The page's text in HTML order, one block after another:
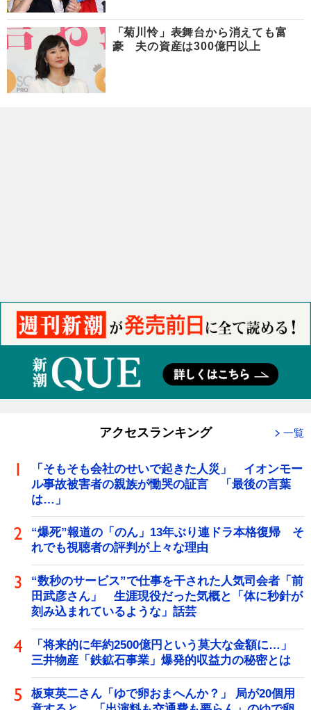
「菊川怜」表舞台から消えても富
豪 夫の資産は300億円以上
アクセスランキング 一覧
「そもそも会社のせいで起きた人災」 イオンモー
ル事故被害者の親族が慟哭の証言 「最後の言葉
は…」
“爆死”報道の「のん」13年ぶり連ドラ本格復帰 そ
れでも視聴者の評判が上々な理由
“数秒のサービス”で仕事を干された人気司会者「前
田武彦さん」 生涯現役だった気概と「体に秒針が
刻み込まれているような」話芸
「将来的に年約2500億円という莫大な金額に…」
三井物産「鉄鉱石事業」爆発的収益力の秘密とは
板東英二さん「ゆで卵おまへんか？」 局が20個用